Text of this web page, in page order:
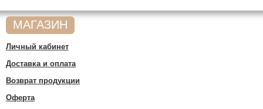
МАГАЗИН
Личный кабинет
Доставка и оплата
Возврат продукции
Оферта